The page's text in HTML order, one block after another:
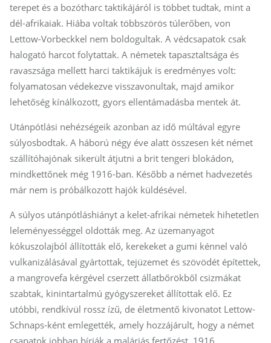
terepet és a bozótharc taktikájáról is többet tudtak, mint a
dél-afrikaiak. Hiába voltak többszörös túlerőben, von
Lettow-Vorbeckkel nem boldogultak. A védcsapatok csak
halogató harcot folytattak. A németek tapasztaltsága és
ravaszsága mellett harci taktikájuk is eredményes volt:
folyamatosan védekezve visszavonultak, majd amikor
lehetőség kínálkozott, gyors ellentámadásba mentek át.
Utánpótlási nehézségeik azonban az idő múltával egyre
súlyosbodtak. A háború négy éve alatt összesen két német
szállítóhajónak sikerült átjutni a brit tengeri blokádon,
mindkettőnek még 1916-ban. Később a német hadvezetés
már nem is próbálkozott hajók küldésével.
A súlyos utánpótláshiányt a kelet-afrikai németek hihetetlen
leleményességgel oldották meg. Az üzemanyagot
kókuszolajból állították elő, kerekeket a gumi kénnel való
vulkanizálásával gyártottak, tejüzemet és szövödét építettek,
a mangrovefa kérgével cserzett állatbőrökből csizmákat
szabtak, kinintartalmú gyógyszereket állítottak elő. Ez
utóbbi, rendkívül rossz ízű, de életmentő kivonatot Lettow-
Schnaps-ként emlegették, amely hozzájárult, hogy a német
csapatok jobban bírják a maláriás fertőzést. 1916